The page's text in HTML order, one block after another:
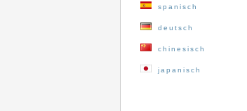
spanisch
deutsch
chinesisch
japanisch